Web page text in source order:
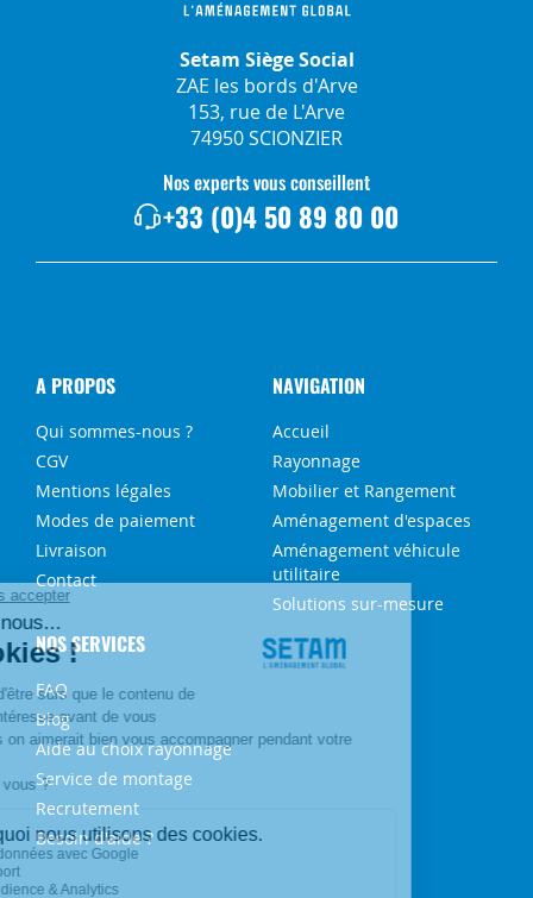
Setam Siège Social
ZAE les bords d'Arve
153, rue de L'Arve
74950 SCIONZIER
Nos experts vous conseillent
+33 (0)4 50 89 80 00
A PROPOS
Qui sommes-nous ?
CGV
Mentions légales
Modes de paiement
Livraison
Contact
NAVIGATION
Accueil
Rayonnage
Mobilier et Rangement
Aménagement d'espaces
Aménagement véhicule
utilitaire
Solutions sur-mesure
NOS SERVICES
FAQ
Blog
Aide au choix rayonnage
Service de montage
Recrutement
Besoin d'aide ?